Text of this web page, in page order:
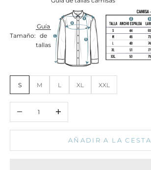
Tamaño:
Guía
de
tallas
S M L XL XXL
AÑADIR A LA CESTA